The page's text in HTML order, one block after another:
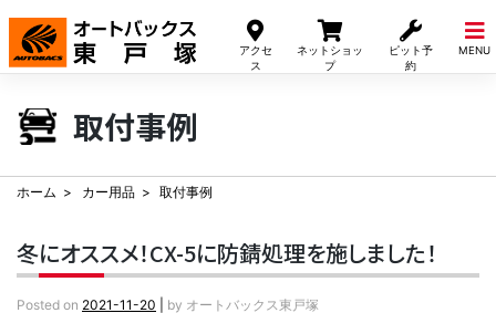
アクセ
ス
ネットショッ
プ
ピット予
約
MENU
Skip
content
取付事例
ホーム カー用品 取付事例
冬にオススメ！CX-5に防錆処理を施しました！
Posted on 2021-11-20 by オートバックス東戸塚